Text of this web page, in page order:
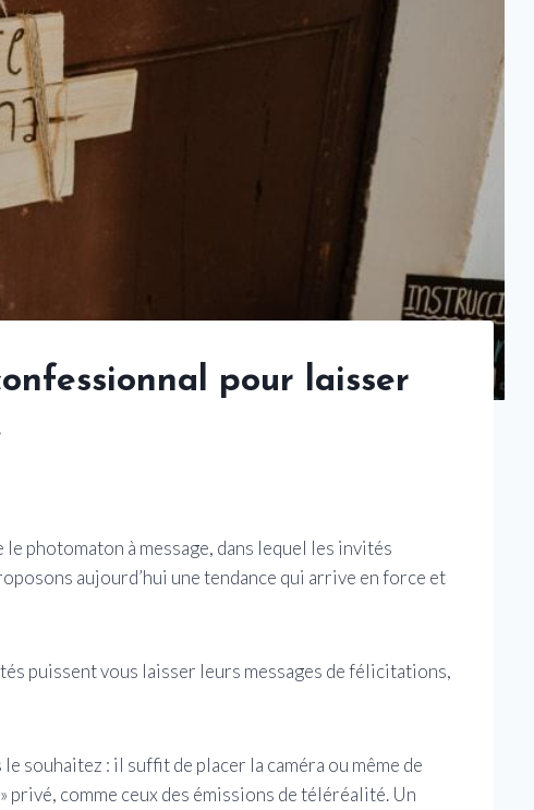
pour laisser
le photomaton à message, dans lequel les invités
aujourd’hui une tendance qui arrive en force et
puissent vous laisser leurs messages de félicitations,
souhaitez : il suffit de placer la caméra ou même de
privé, comme ceux des émissions de téléréalité. Un